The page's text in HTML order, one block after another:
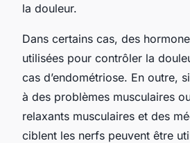
la douleur.
Dans certains cas, des
utilisées pour contrôler la
cas d’endométriose. En outre,
à des problèmes musculaires
relaxants musculaires et des
ciblent les nerfs peuvent être